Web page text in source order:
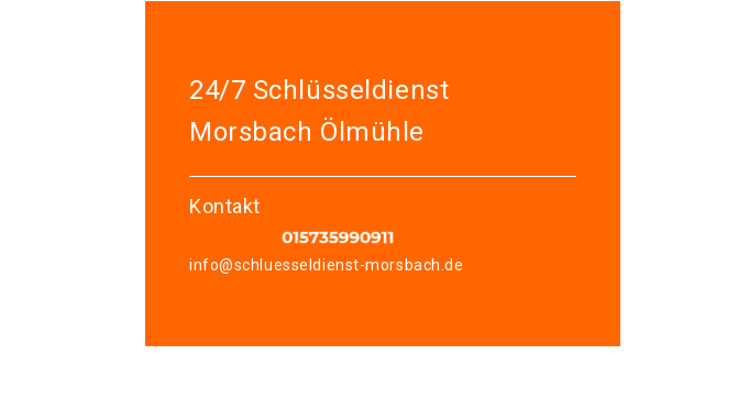
24/7 Schlüsseldienst
Morsbach Ölmühle
Kontakt
info@schluesseldienst-morsbach.de